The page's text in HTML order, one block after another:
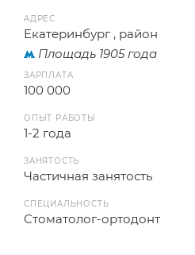
АДРЕС
Екатеринбург , район
Площадь 1905 года
ЗАРПЛАТА
100 000
ОПЫТ РАБОТЫ
1-2 года
ЗАНЯТОСТЬ
Частичная занятость
СПЕЦИАЛЬНОСТЬ
Стоматолог-ортодонт